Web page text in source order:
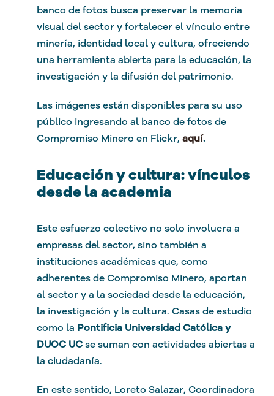
banco de fotos busca preservar la memoria
visual del sector y fortalecer el vínculo entre
minería, identidad local y cultura, ofreciendo
una herramienta abierta para la educación, la
investigación y la difusión del patrimonio.
Las imágenes están disponibles para su uso
público ingresando al banco de fotos de
Compromiso Minero en Flickr, aquí.
Educación y cultura: vínculos
desde la academia
Este esfuerzo colectivo no solo involucra a
empresas del sector, sino también a
instituciones académicas que, como
adherentes de Compromiso Minero, aportan
al sector y a la sociedad desde la educación,
la investigación y la cultura. Casas de estudio
como la Pontificia Universidad Católica y
DUOC UCse suman con actividades abiertas a
la ciudadanía.
En este sentido, Loreto Salazar, Coordinadora